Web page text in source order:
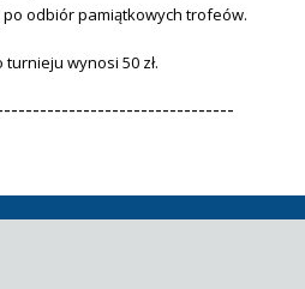
odbiór pamiątkowych trofeów.
wynosi 50 zł.